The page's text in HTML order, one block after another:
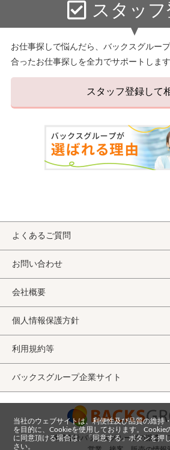
スタッ
お仕事探しで悩んだら、バックスグルー
合ったお仕事探しを全力でサポートします
スタッフ登録して
よくあるご質問
お問い合わせ
会社概要
個人情報保護方針
利用規約等
バックスグループ企業サイト
株式会社バックスグループの派遣・
当社のウェブサイトは、利便性及び品質の維持
を目的に、Cookieを使用しております。Cookie
に同意頂ける場合は、「同意する」ボタンを押
さい。